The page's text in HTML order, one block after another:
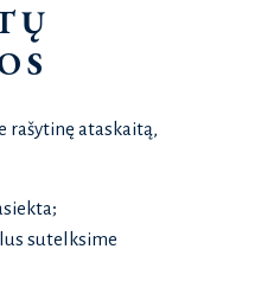
rašytinę ataskaitą,
sutelksime